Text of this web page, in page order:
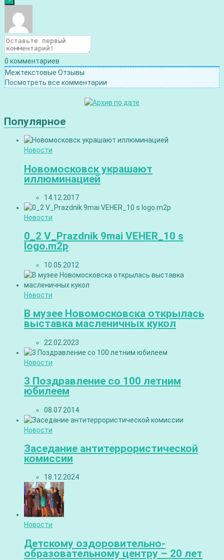
0 комментариев
Межтекстовые Отзывы
Посмотреть все комментарии
Популярное
Новости
Новомосковск украшают
иллюминацией
14.12.2017
Новости
0_2 V_Prazdnik 9mai VEHER_10 s
logo.m2p
10.05.2012
Новости
В музее Новомосковска открылась
выставка масленичных кукол
22.02.2023
Новости
3 Поздравление со 100 летним
юбилеем
08.07.2014
Новости
Заседание антитеррористической
комиссии
18.12.2024
Новости
Детскому оздоровительно-
образовательному центру – 20 лет